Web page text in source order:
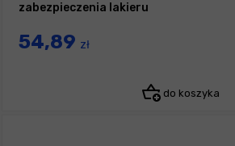
zabezpieczenia lakieru
54,89 zł
do koszyka